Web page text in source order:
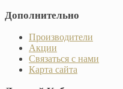
Дополнительно
Производители
Акции
Связаться с нами
Карта сайта